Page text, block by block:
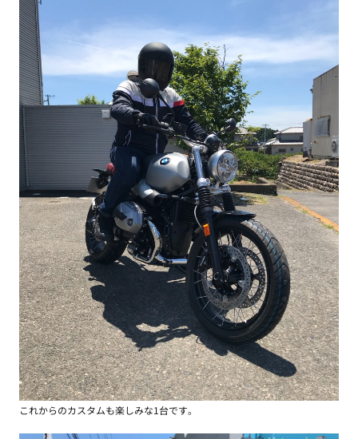
これからのカスタムも楽しみな1台です。